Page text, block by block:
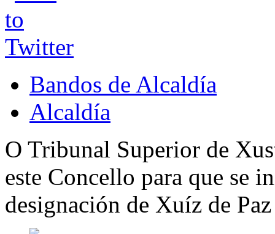
Bandos de Alcaldía
Alcaldía
O Tribunal Superior de
este Concello para que se
designación de Xuíz de